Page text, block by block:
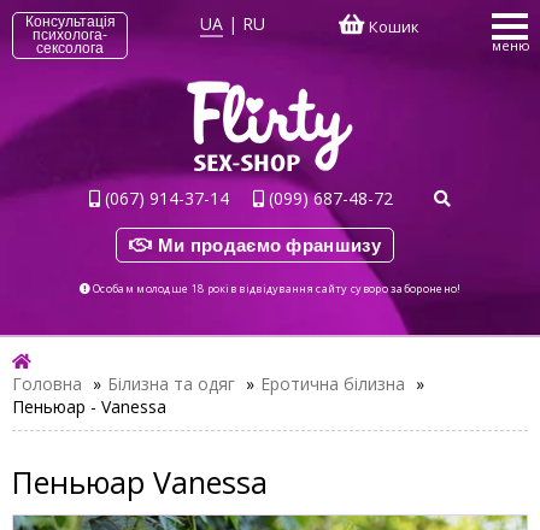
Консультація
психолога-
сексолога
UA | RU Кошик
меню
(067) 914-37-14 (099) 687-48-72
Ми продаємо франшизу
Особам молодше 18 років відвідування сайту суворо заборонено!
Головна » Білизна та одяг » Еротична білизна »
Пеньюар - Vanessa
Пеньюар Vanessa